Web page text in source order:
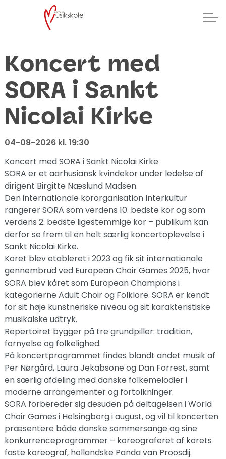
Koncert med
SORA i Sankt
Nicolai Kirke
04-08-2026 kl. 19:30
Koncert med SORA i Sankt Nicolai Kirke
SORA er et aarhusiansk kvindekor under ledelse af
dirigent Birgitte Næslund Madsen.
Den internationale kororganisation Interkultur
rangerer SORA som verdens 10. bedste kor og som
verdens 2. bedste ligestemmige kor – publikum kan
derfor se frem til en helt særlig koncertoplevelse i
Sankt Nicolai Kirke.
Koret blev etableret i 2023 og fik sit internationale
gennembrud ved European Choir Games 2025, hvor
SORA blev kåret som European Champions i
kategorierne Adult Choir og Folklore. SORA er kendt
for sit høje kunstneriske niveau og sit karakteristiske
musikalske udtryk.
Repertoiret bygger på tre grundpiller: tradition,
fornyelse og folkelighed.
På koncertprogrammet findes blandt andet musik af
Per Nørgård, Laura Jekabsone og Dan Forrest, samt
en særlig afdeling med danske folkemelodier i
moderne arrangementer og fortolkninger.
SORA forbereder sig desuden på deltagelsen i World
Choir Games i Helsingborg i august, og vil til koncerten
præsentere både danske sommersange og sine
konkurrenceprogrammer – koreograferet af korets
faste koreograf, hollandske Panda van Proosdij.